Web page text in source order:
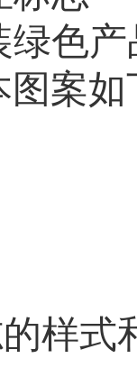
绿色
图案如
样式